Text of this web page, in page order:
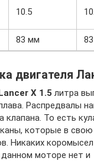
10.5
83 мм
двигателя
X 1.5 литра
Распредвалы
клапана. То есть
которые в
Никаких
моторе нет и